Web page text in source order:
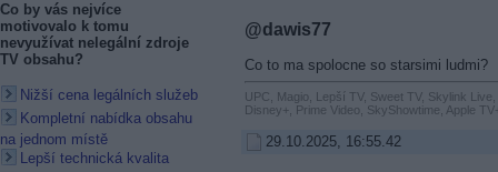
Co by vás nejvíce
motivovalo k tomu
nevyužívat nelegální zdroje
TV obsahu?
Nižší cena legálních služeb
Kompletní nabídka obsahu
na jednom místě
Lepší technická kvalita
@dawis77
Co to ma spolocne so starsimi ludmi?
UPC, Magio, Lepší TV, Sweet TV, Skylink
Disney+, Prime Video, SkyShowtime, Apple
29.10.2025, 16:55.42